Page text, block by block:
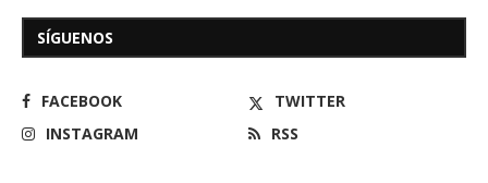
SÍGUENOS
FACEBOOK
TWITTER
INSTAGRAM
RSS